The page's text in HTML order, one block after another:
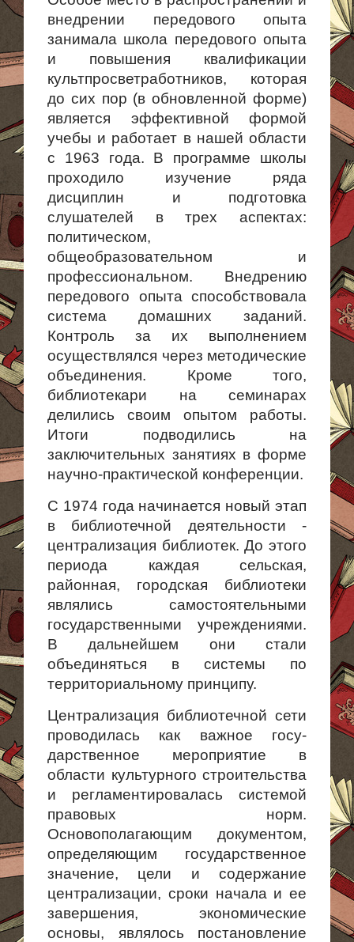
внедрении передового опыта
занимала школа передового опыта
и повышения квалификации
культпросветра­ботников, которая
до сих пор (в обновленной форме)
является эффективной формой
учебы и работает в нашей области
с 1963 года. В программе школы
проходило изучение ряда
дисциплин и подготовка
слушателей в трех аспектах:
политическом,
общеобразовательном и
профессиональном. Внедрению
передового опыта способствовала
система домашних заданий.
Контроль за их выполнением
осуществлялся через методические
объединения. Кроме того,
библиотекари на семинарах
делились своим опытом работы.
Итоги подводились на
заключительных занятиях в форме
научно-практической конференции.
С 1974 года начинается новый этап
в библиотечной деятельности -
централизация библиотек. До этого
периода каждая сельская,
районная, городская библиотеки
являлись самостоятельными
государственными учреждениями.
В дальнейшем они стали
объединяться в системы по
территори­альному принципу.
Централизация библиотечной сети
проводилась как важное госу­
дарственное мероприятие в
области культурного строительства
и регламентировалась системой
правовых норм.
Основополагающим документом,
определяющим государственное
значение, цели и содержание
централиза­ции, сроки начала и ее
завершения, экономические
основы, являлось постановление